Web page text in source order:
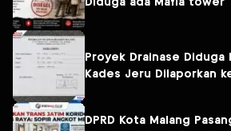
Proyek Drainase Diduga
Kades Jeru Dilaporkan
DPRD Kota Malang